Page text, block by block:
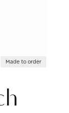
Made to order